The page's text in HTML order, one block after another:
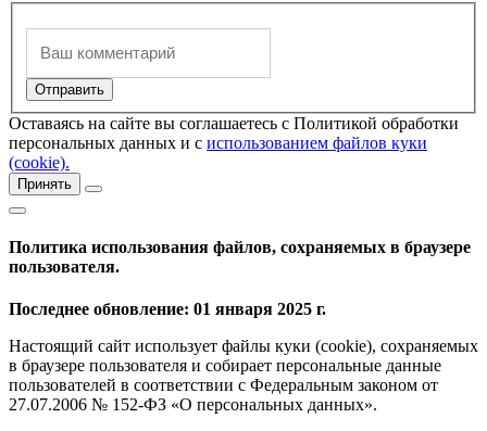
Оставаясь на сайте вы соглашаетесь с Политикой обработки
персональных данных и с использованием файлов куки
(cookie).
Принять
Политика использования файлов, сохраняемых в браузере
пользователя.
Последнее обновление: 01 января 2025 г.
Настоящий сайт использует файлы куки (cookie), сохраняемых
в браузере пользователя и собирает персональные данные
пользователей в соответствии с Федеральным законом от
27.07.2006 № 152-ФЗ «О персональных данных».